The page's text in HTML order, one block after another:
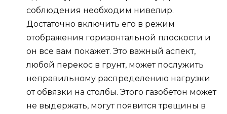
соблюдения необходим нивелир.
Достаточно включить его в режим
отображения горизонтальной плоскости и
он все вам покажет. Это важный аспект,
любой перекос в грунт, может послужить
неправильному распределению нагрузки
от обвязки на столбы. Этого газобетон может
не выдержать, могут появится трещины в